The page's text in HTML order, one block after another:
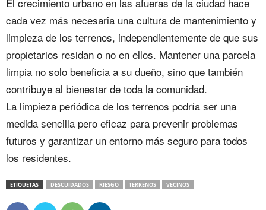
cada vez más necesaria una cultura de mantenimiento y
limpieza de los terrenos, independientemente de que sus
propietarios residan o no en ellos. Mantener una parcela
limpia no solo beneficia a su dueño, sino que también
contribuye al bienestar de toda la comunidad.
La limpieza periódica de los terrenos podría ser una
medida sencilla pero eficaz para prevenir problemas
futuros y garantizar un entorno más seguro para todos
los residentes.
ETIQUETAS DESCUIDADOS RIESGO TERRENOS VECINOS